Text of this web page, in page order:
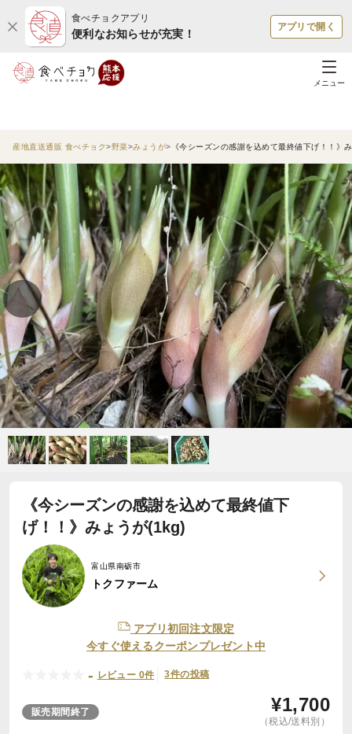
食べチョクアプリ
便利なお知らせが充実！
アプリで開く
メニュー
産地直送通販 食べチョク 野菜 みょうが 《今シーズンの感謝を込めて最終値下げ！！》
《今シーズンの感謝を込めて最終値下
げ！！》みょうが(1kg)
富山県南砺市
トクファーム
アプリ初回注文限定
今すぐ使えるクーポンプレゼント中
- レビュー 0件 3件の投稿
販売期間終了 ¥1,700
（税込/送料別）